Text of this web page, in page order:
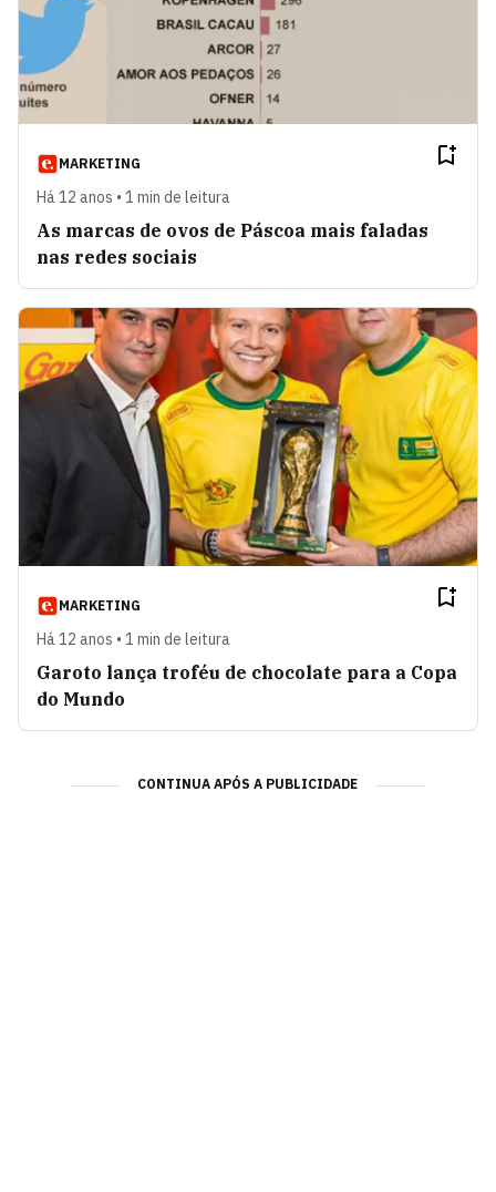
MARKETING
Há 12 anos • 1 min de leitura
As marcas de ovos de Páscoa mais faladas
nas redes sociais
MARKETING
Há 12 anos • 1 min de leitura
Garoto lança troféu de chocolate para a Copa
do Mundo
CONTINUA APÓS A PUBLICIDADE